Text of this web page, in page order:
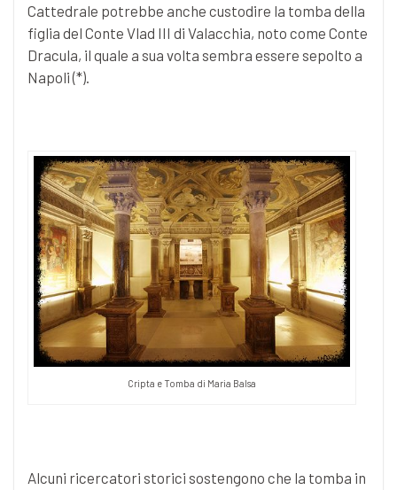
Cattedrale potrebbe anche custodire la tomba della
figlia del Conte Vlad III di Valacchia, noto come Conte
Dracula, il quale a sua volta sembra essere sepolto a
Napoli (*).
Cripta e Tomba di Maria Balsa
Alcuni ricercatori storici sostengono che la tomba in